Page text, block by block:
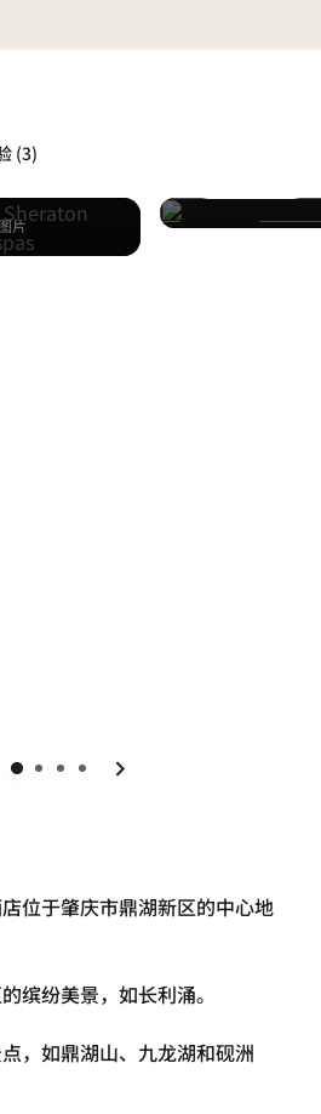
(3)
片 已包括
页 下一页
位于肇庆市鼎湖新区的中心地
缤纷美景，如长利涌。
，如鼎湖山、九龙湖和砚洲